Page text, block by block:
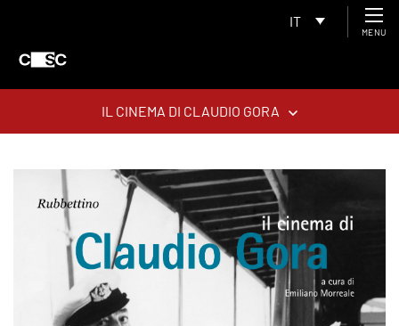
IT
MENU
IL CINEMA DI CLAUDIO GORA